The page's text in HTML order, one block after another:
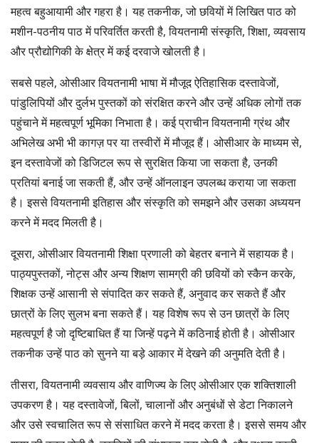
महत्व बहुआयामी और गहरा है। यह तकनीक, जो छवियों में लिखित पाठ को
मशीन-पठनीय पाठ में परिवर्तित करती है, वियतनामी संस्कृति, शिक्षा, व्यवसाय
और प्रौद्योगिकी के क्षेत्र में कई दरवाजे खोलती है।
सबसे पहले, ओसीआर वियतनामी भाषा में मौजूद ऐतिहासिक दस्तावेजों,
पांडुलिपियों और दुर्लभ पुस्तकों को संरक्षित करने और उन्हें अधिक लोगों तक
पहुंचाने में महत्वपूर्ण भूमिका निभाता है। कई प्राचीन वियतनामी ग्रंथ और
अभिलेख अभी भी कागज़ पर या तस्वीरों में मौजूद हैं। ओसीआर के माध्यम से,
इन दस्तावेजों को डिजिटल रूप से सुरक्षित किया जा सकता है, उनकी
प्रतियां बनाई जा सकती हैं, और उन्हें ऑनलाइन उपलब्ध कराया जा सकता
है। इससे वियतनामी इतिहास और संस्कृति को समझने और उसका अध्ययन
करने में मदद मिलती है।
दूसरा, ओसीआर वियतनामी शिक्षा प्रणाली को बेहतर बनाने में सहायक है।
पाठ्यपुस्तकों, नोट्स और अन्य शिक्षण सामग्री की छवियों को स्कैन करके,
शिक्षक उन्हें आसानी से संपादित कर सकते हैं, अनुवाद कर सकते हैं और
छात्रों के लिए सुलभ बना सकते हैं। यह विशेष रूप से उन छात्रों के लिए
महत्वपूर्ण है जो दृष्टिबाधित हैं या जिन्हें पढ़ने में कठिनाई होती है। ओसीआर
तकनीक उन्हें पाठ को सुनने या बड़े आकार में देखने की अनुमति देती है।
तीसरा, वियतनामी व्यवसाय और वाणिज्य के लिए ओसीआर एक शक्तिशाली
उपकरण है। यह दस्तावेजों, बिलों, चालानों और अनुबंधों से डेटा निकालने
और उसे स्वचालित रूप से संसाधित करने में मदद करता है। इससे समय और